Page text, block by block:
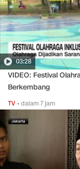
03:28
VIDEO: Festival
Berkembang
TV •dalam 7 jam